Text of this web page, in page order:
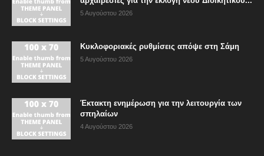
5 Αυγούστου 2026
Κυκλοφοριακές ρυθμίσεις απόψε στη Σάμη
5 Αυγούστου 2026
Έκτακτη ενημέρωση για την λειτουργία των
σπηλαίων
4 Αυγούστου 2026